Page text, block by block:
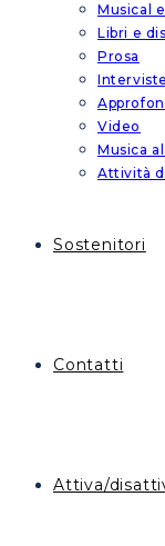
Musical
Libri e
Prosa
Interviste
Video
Musica
Attività
Sostenitori
Contatti
Attiva/